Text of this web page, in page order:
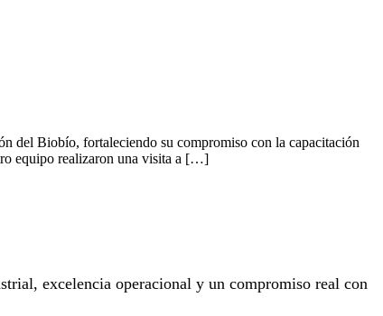
del Biobío, fortaleciendo su compromiso con la capacitación
equipo realizaron una visita a […]
excelencia operacional y un compromiso real con